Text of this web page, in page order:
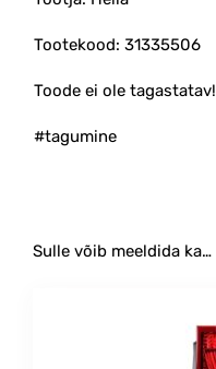
Tootekood: 31335506
Toode ei ole tagastatav!
#tagumine
Sulle võib meeldida ka…